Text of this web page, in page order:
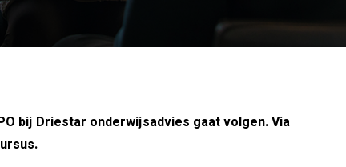
bij Driestar onderwijsadvies gaat volgen. Via